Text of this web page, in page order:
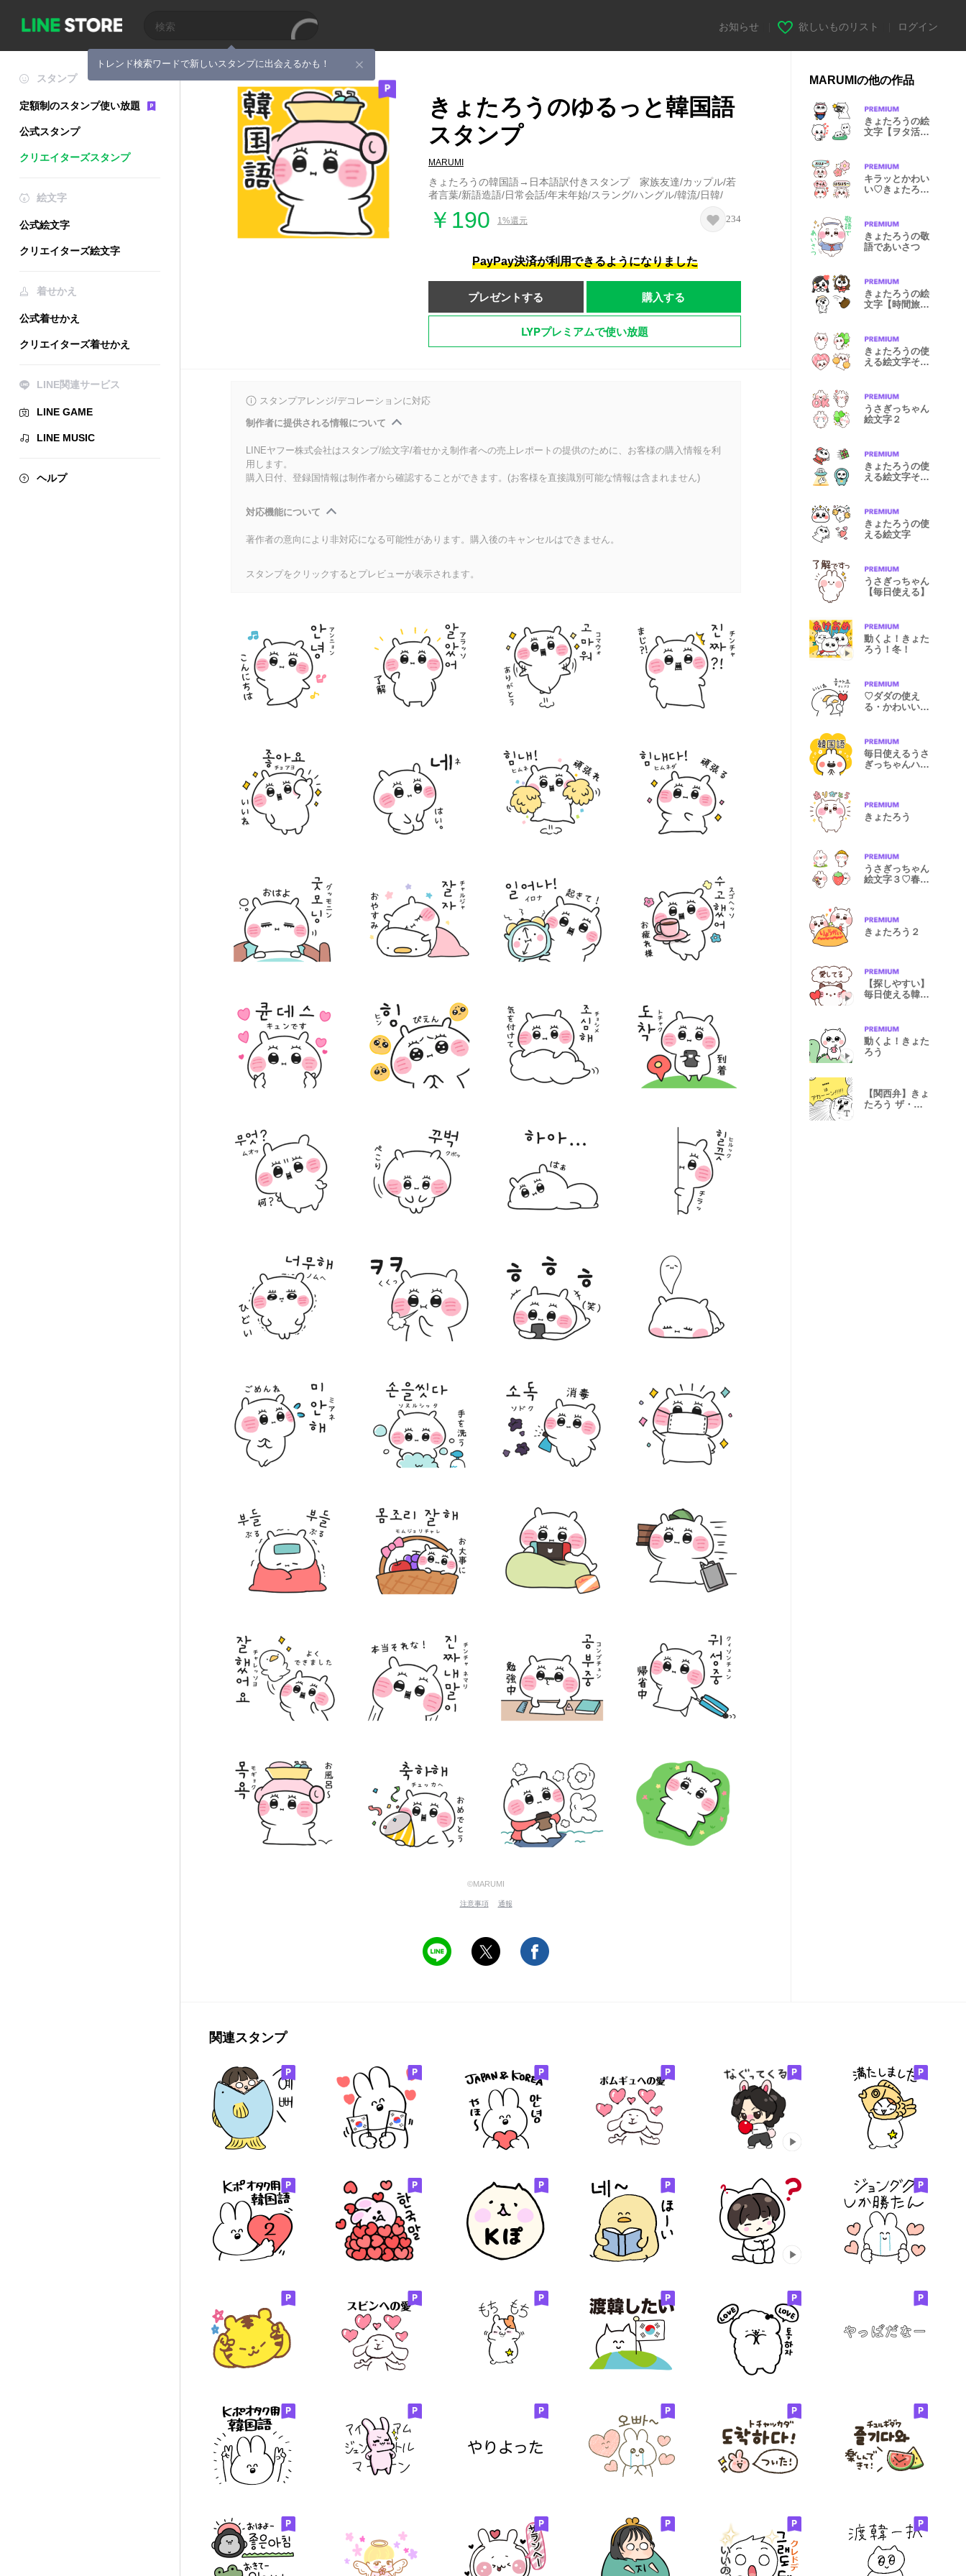
トレンド検索ワードで新しいスタンプに出会えるかも！
お知らせ 欲しいものリスト ログイン
スタンプ
定額制のスタンプ使い放題
公式スタンプ
クリエイターズスタンプ
絵文字
公式絵文字
クリエイターズ絵文字
着せかえ
公式着せかえ
クリエイターズ着せかえ
LINE関連サービス
LINE GAME
LINE MUSIC
ヘルプ
きょたろうのゆるっと韓国語
スタンプ
MARUMI
きょたろうの韓国語→日本語訳付きスタンプ 家族友達/カップル/若
者言葉/新語造語/日常会話/年末年始/スラング/ハングル/韓流/日韓/
￥190 1%還元 234
PayPay決済が利用できるようになりました
プレゼントする 購入する
LYPプレミアムで使い放題
スタンプアレンジ/デコレーションに対応
制作者に提供される情報について
LINEヤフー株式会社はスタンプ/絵文字/着せかえ制作者への売上レポートの提供のために、お客様の購入情報を利
用します。
購入日付、登録国情報は制作者から確認することができます。(お客様を直接識別可能な情報は含まれません)
対応機能について
著作者の意向により非対応になる可能性があります。購入後のキャンセルはできません。
スタンプをクリックするとプレビューが表示されます。
©MARUMI
注意事項 通報
MARUMIの他の作品
きょたろうの絵
文字【ヲタ活
キラッとかわい
い♡きょたろう
きょたろうの敬
語であいさつ
きょたろうの絵
文字【時間旅行
きょたろうの使
える絵文字その
うさぎっちゃん
絵文字２
きょたろうの使
える絵文字その
きょたろうの使
える絵文字
うさぎっちゃん
【毎日使える】
動くよ！きょた
ろう！冬！
♡ダダの使え
る・かわいい韓
毎日使えるうさ
ぎっちゃんハン
きょたろう
うさぎっちゃん
絵文字３♡春い
きょたろう２
【探しやすい】
毎日使える韓国
動くよ！きょた
ろう
【関西弁】きょ
たろう ザ・カ
関連スタンプ